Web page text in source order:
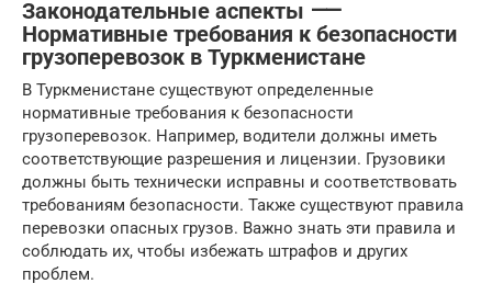
Законодательные аспекты ⸺
Нормативные требования к безопасности
грузоперевозок в Туркменистане
В Туркменистане существуют определенные
нормативные требования к безопасности
грузоперевозок. Например, водители должны иметь
соответствующие разрешения и лицензии. Грузовики
должны быть технически исправны и соответствовать
требованиям безопасности. Также существуют правила
перевозки опасных грузов. Важно знать эти правила и
соблюдать их, чтобы избежать штрафов и других
проблем.